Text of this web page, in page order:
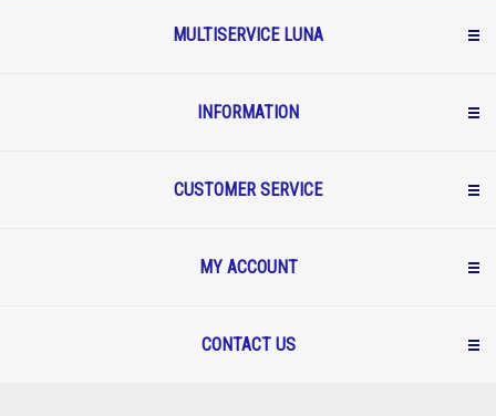
MULTISERVICE LUNA
INFORMATION
CUSTOMER SERVICE
MY ACCOUNT
CONTACT US